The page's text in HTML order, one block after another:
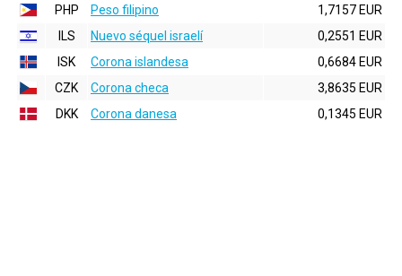
PHP
Peso filipino
1,7157 EUR
ILS
Nuevo séquel israelí
0,2551 EUR
ISK
Corona islandesa
0,6684 EUR
CZK
Corona checa
3,8635 EUR
DKK
Corona danesa 0,1345 EUR